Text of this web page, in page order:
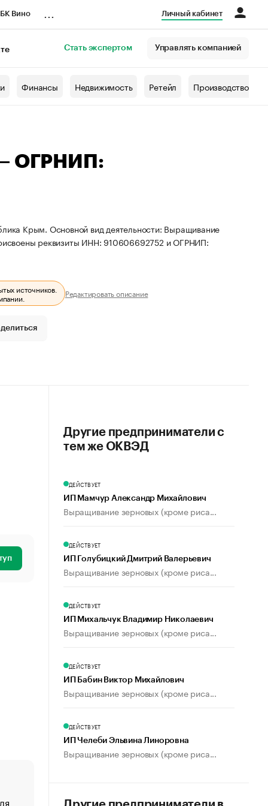
Вино Личный кабинет
Стать экспертом Управлять компанией
Финансы Недвижимость Ретейл Производство
— ОГРНИП:
Крым. Основной вид деятельности: Выращивание
реквизиты ИНН: 910606692752 и ОГРНИП:
источников.
Редактировать описание
«От спорта тело стареет иначе». Как живет глава
Другие предприниматели с
тем же ОКВЭД
ДЕЙСТВУЕТ
ИП Мамчур Александр Михайлович
Выращивание зерновых (кроме риса...
ДЕЙСТВУЕТ
ИП Голубицкий Дмитрий Валерьевич
Выращивание зерновых (кроме риса...
ДЕЙСТВУЕТ
ИП Михальчук Владимир Николаевич
Выращивание зерновых (кроме риса...
ДЕЙСТВУЕТ
ИП Бабин Виктор Михайлович
Выращивание зерновых (кроме риса...
ДЕЙСТВУЕТ
ИП Челеби Эльвина Линоровна
Выращивание зерновых (кроме риса...